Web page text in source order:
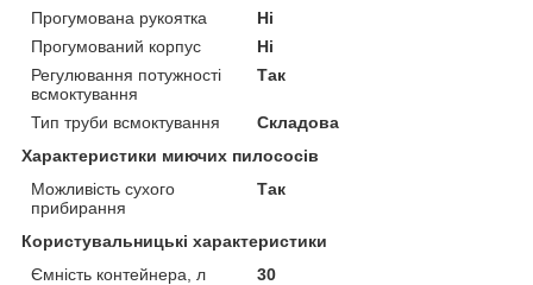
Прогумована рукоятка
Ні
Прогумований корпус
Ні
Регулювання потужності
всмоктування
Так
Тип труби всмоктування
Складова
Характеристики миючих пилососів
Можливість сухого
прибирання
Так
Користувальницькі характеристики
Ємність контейнера, л
30